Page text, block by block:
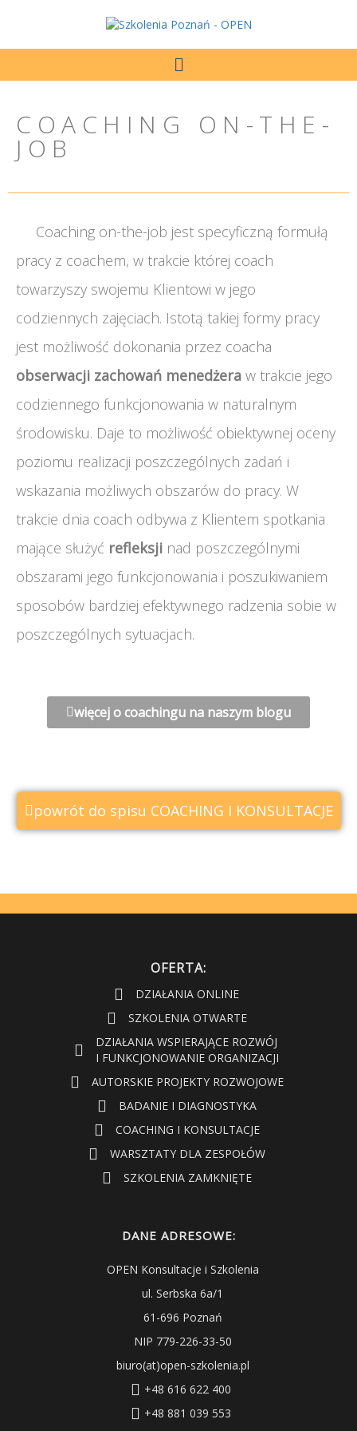
COACHING ON-THE-
JOB
Coaching on-the-job jest specyficzną formułą
pracy z coachem, w trakcie której coach
towarzyszy swojemu Klientowi w jego
codziennych zajęciach. Istotą takiej formy pracy
jest możliwość dokonania przez coacha
obserwacji zachowań menedżera w trakcie jego
codziennego funkcjonowania w naturalnym
środowisku. Daje to możliwość obiektywnej oceny
poziomu realizacji poszczególnych zadań i
wskazania możliwych obszarów do pracy. W
trakcie dnia coach odbywa z Klientem spotkania
mające służyć refleksji nad poszczególnymi
obszarami jego funkcjonowania i poszukiwaniem
sposobów bardziej efektywnego radzenia sobie w
poszczególnych sytuacjach.
więcej o coachingu na naszym blogu
powrót do spisu COACHING I KONSULTACJE
OFERTA:
DZIAŁANIA ONLINE
SZKOLENIA OTWARTE
DZIAŁANIA WSPIERAJĄCE ROZWÓJ
I FUNKCJONOWANIE ORGANIZACJI
AUTORSKIE PROJEKTY ROZWOJOWE
BADANIE I DIAGNOSTYKA
COACHING I KONSULTACJE
WARSZTATY DLA ZESPOŁÓW
SZKOLENIA ZAMKNIĘTE
DANE ADRESOWE:
OPEN Konsultacje i Szkolenia
ul. Serbska 6a/1
61-696 Poznań
NIP 779-226-33-50
biuro(at)open-szkolenia.pl
+48 616 622 400
+48 881 039 553